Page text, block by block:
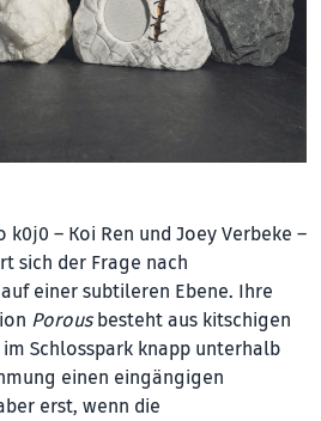
k0j0 – Koi Ren und Joey Verbeke –
sich der Frage nach
einer subtileren Ebene. Ihre
Porousbesteht aus kitschigen
Schlosspark knapp unterhalb
einen eingängigen
erst, wenn die